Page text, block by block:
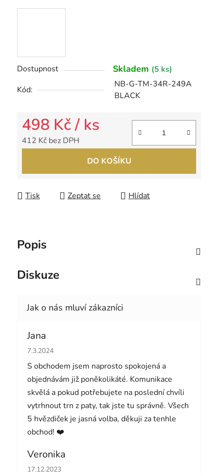
Dostupnost Skladem (5 ks)
Kód:
NB-G-TM-34R-249A
BLACK
498 Kč/ ks
412 Kč bez DPH
DO KOŠÍKU
Tisk Zeptat se Hlídat
Popis
Diskuze
Jana
Hodnocení obchodu je 5 z 5 hvězdiček.
7.3.2024
S obchodem jsem naprosto spokojená a
objednávám již poněkolikáté. Komunikace
skvělá a pokud potřebujete na poslední chvíli
vytrhnout trn z paty, tak jste tu správně. Všech
5 hvězdiček je jasná volba, děkuji za tenhle
obchod! ❤️
Veronika
Hodnocení obchodu je 5 z 5 hvězdiček.
17.12.2023